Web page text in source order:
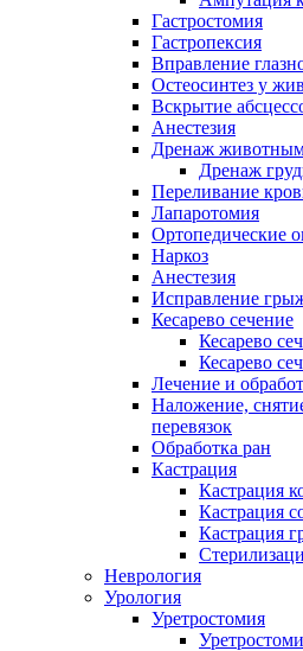
Гастростомия
Гастропексия
Вправление
Остеосинтез у
Вскрытие
Анестезия
Дренаж
Дренаж
Переливание
Лапаротомия
Ортопедические
Наркоз
Анестезия
Исправление
Кесарево сечение
Кесарево
Кесарево
Лечение и
Наложение,
перевязок
Обработка ран
Кастрация
Кастрация
Кастрация
Кастрация
Неврология
Урология
Уретростомия